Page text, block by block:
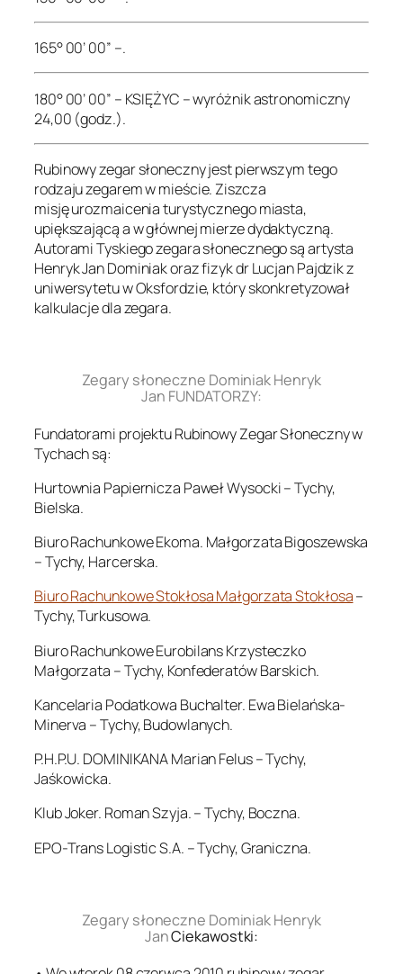
165° 00’ 00” –.
180° 00’ 00” – KSIĘŻYC – wyróżnik astronomiczny
24,00 (godz.).
Rubinowy zegar słoneczny jest pierwszym tego
rodzaju zegarem w mieście. Ziszcza
misję urozmaicenia turystycznego miasta,
upiększającą a w głównej mierze dydaktyczną.
Autorami Tyskiego zegara słonecznego są artysta
Henryk Jan Dominiak oraz fizyk dr Lucjan Pajdzik z
uniwersytetu w Oksfordzie, który skonkretyzował
kalkulacje dla zegara.
Zegary słoneczne Dominiak Henryk
Jan FUNDATORZY:
Fundatorami projektu Rubinowy Zegar Słoneczny w
Tychach są:
Hurtownia Papiernicza Paweł Wysocki – Tychy,
Bielska.
Biuro Rachunkowe Ekoma. Małgorzata Bigoszewska
– Tychy, Harcerska.
Biuro Rachunkowe Stokłosa Małgorzata Stokłosa–
Tychy, Turkusowa.
Biuro Rachunkowe Eurobilans Krzysteczko
Małgorzata – Tychy, Konfederatów Barskich.
Kancelaria Podatkowa Buchalter. Ewa Bielańska-
Minerva – Tychy, Budowlanych.
P.H.P.U. DOMINIKANA Marian Felus – Tychy,
Jaśkowicka.
Klub Joker. Roman Szyja. – Tychy, Boczna.
EPO-Trans Logistic S.A. – Tychy, Graniczna.
Zegary słoneczne Dominiak Henryk
JanCiekawostki: